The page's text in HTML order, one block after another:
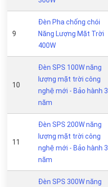
9
Đèn Pha chống chói
Năng Lượng Mặt Trời
400W
10
Đèn SPS 100W năng
lượng mặt trời công
nghệ mới - Bảo hành 3
năm
11
Đèn SPS 200W năng
lượng mặt trời công
nghệ mới - Bảo hành 3
năm
Đèn SPS 300W năng